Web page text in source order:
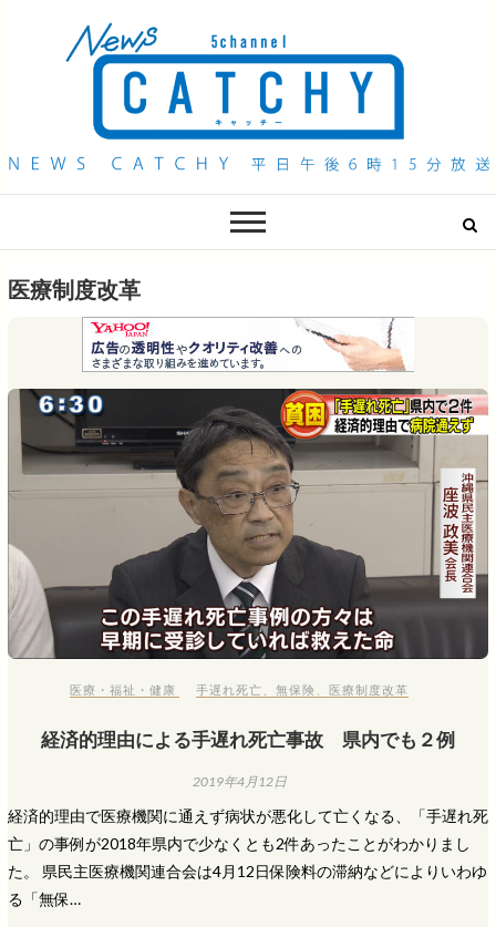
QAB NEWS Headline
医療制度改革
医療・福祉・健康 手遅れ死亡 、無保険 医療制度改革
経済的理由による手遅れ死亡事故 県内でも２例
2019年4月12日
経済的理由で医療機関に通えず病状が悪化して亡くなる、「手遅れ死
亡」の事例が2018年県内で少なくとも2件あったことがわかりまし
た。 県民主医療機関連合会は4月12日保険料の滞納などによりいわゆ
る「無保…